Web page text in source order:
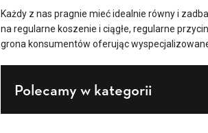
Każdy z nas pragnie mieć idealnie równy i
na regularne koszenie i ciągłe, regularne
grona konsumentów oferując
Polecamy w kategorii